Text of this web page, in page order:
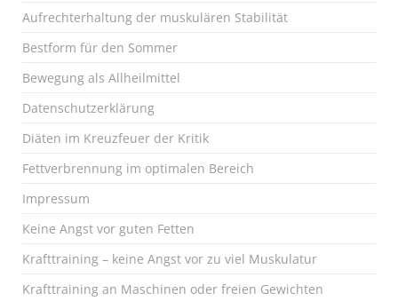
Aufrechterhaltung der muskulären Stabilität
Bestform für den Sommer
Bewegung als Allheilmittel
Datenschutzerklärung
Diäten im Kreuzfeuer der Kritik
Fettverbrennung im optimalen Bereich
Impressum
Keine Angst vor guten Fetten
Krafttraining – keine Angst vor zu viel Muskulatur
Krafttraining an Maschinen oder freien Gewichten